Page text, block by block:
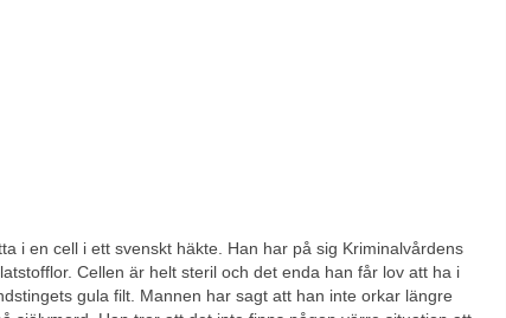
i en cell i ett svenskt häkte. Han har på sig Kriminalvårdens
Cellen är helt steril och det enda han får lov att ha i
gula filt. Mannen har sagt att han inte orkar längre